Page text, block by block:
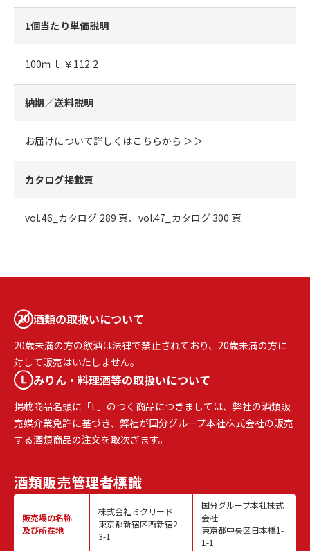
1個当たり単価説明
100ｍｌ ￥112.2
納期／送料説明
お届けについて詳しくはこちらから ＞＞
カタログ掲載頁
vol.46_カタログ 289 頁、vol.47_カタログ 300 頁
酒類の取扱いについて
20歳未満の方の飲酒は法律で禁止されており、20歳未満の方に
対して販売はいたしません。
みりん・料理酒等の取扱いについて
掲載商品名頭に「L」のつく商品につきましては、弊社の酒類販
売媒介業免許に基づき、弊社が国分グループ本社株式会社の販売
する酒類商品の注文を取次ぎます。
酒類販売管理者標識
販売場の名称
及び所在地
株式会社ミクリード
東京都新宿区西新宿2-
3-1
国分グループ本社株式
会社
東京都中央区日本橋1-
1-1